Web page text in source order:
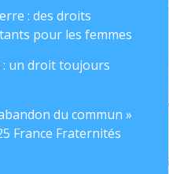
: des droits
pour les femmes
un droit toujours
du commun »
France Fraternités